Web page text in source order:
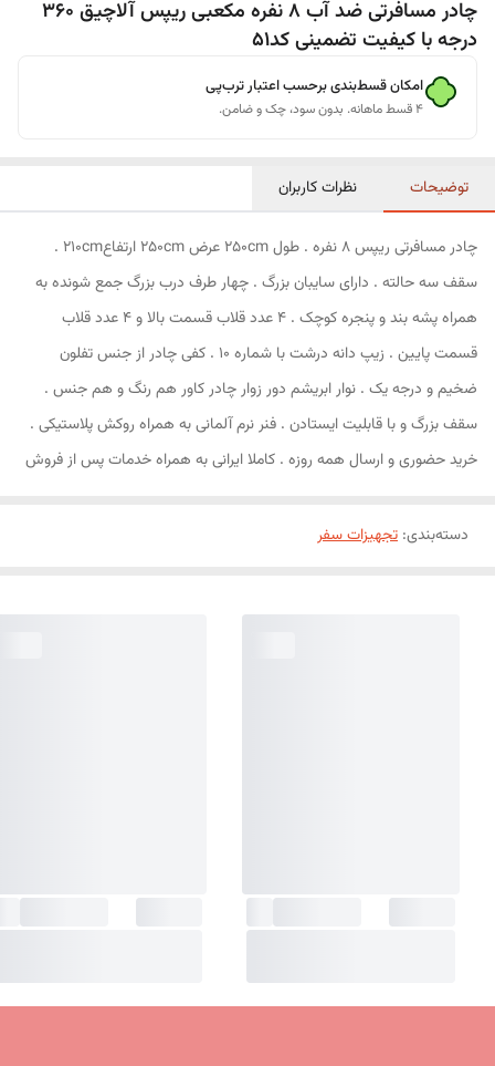
چادر مسافرتی ضد آب 8 نفره مکعبی ریپس آلاچیق 360
درجه با کیفیت تضمینی کد51
امکان قسط‌بندی برحسب اعتبار ترب‌پی
۴ قسط ماهانه. بدون سود، چک و ضامن.
توضیحات نظرات کاربران
چادر مسافرتی ریپس 8 نفره . طول 250cm عرض 250cm ارتفاع210cm .
سقف سه حالته . دارای سایبان بزرگ . چهار طرف درب بزرگ جمع شونده به
همراه پشه بند و پنجره کوچک . 4 عدد قلاب قسمت بالا و 4 عدد قلاب
قسمت پایین . زیپ دانه درشت با شماره 10 . کفی چادر از جنس تفلون
ضخیم و درجه یک . نوار ابریشم دور زوار چادر کاور هم رنگ و هم جنس .
سقف بزرگ و با قابلیت ایستادن . فنر نرم آلمانی به همراه روکش پلاستیکی .
خرید حضوری و ارسال همه روزه . کاملا ایرانی به همراه خدمات پس از فروش
دسته‌بندی: تجهیزات سفر